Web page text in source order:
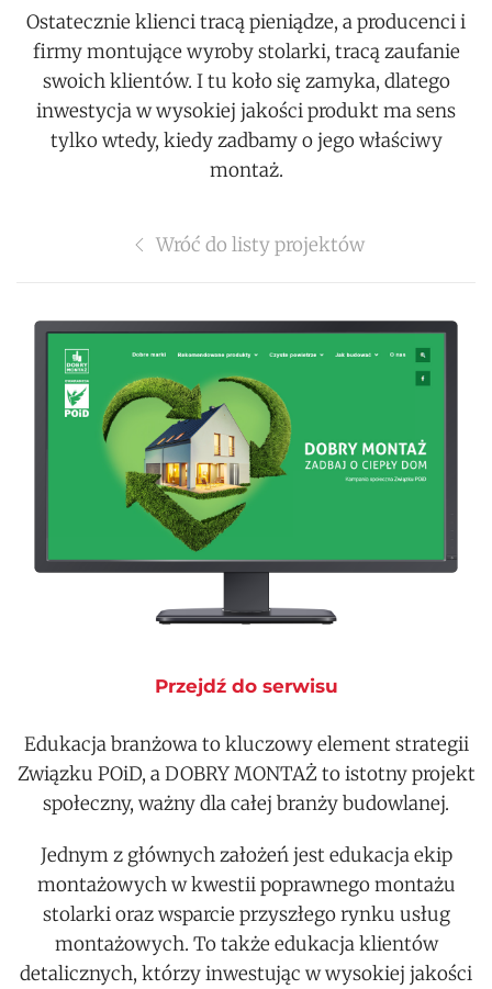
Ostatecznie klienci tracą pieniądze, a producenci i
firmy montujące wyroby stolarki, tracą zaufanie
swoich klientów. I tu koło się zamyka, dlatego
inwestycja w wysokiej jakości produkt ma sens
tylko wtedy, kiedy zadbamy o jego właściwy
montaż.
Wróć do listy projektów
Przejdź do serwisu
Edukacja branżowa to kluczowy element strategii
Związku POiD, a DOBRY MONTAŻ to istotny projekt
społeczny, ważny dla całej branży budowlanej.
Jednym z głównych założeń jest edukacja ekip
montażowych w kwestii poprawnego montażu
stolarki oraz wsparcie przyszłego rynku usług
montażowych. To także edukacja klientów
detalicznych, którzy inwestując w wysokiej jakości